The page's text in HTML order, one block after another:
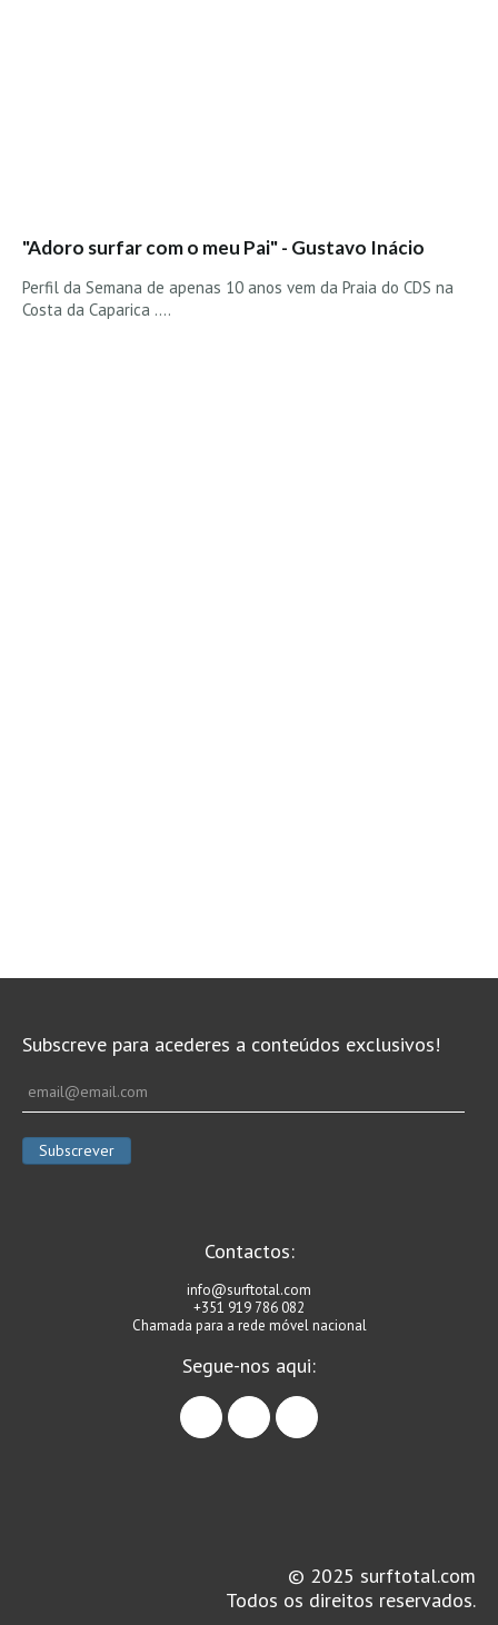
"Adoro surfar com o meu Pai" - Gustavo Inácio
Perfil da Semana de apenas 10 anos vem da Praia do CDS na
Costa da Caparica ....
Subscreve para acederes a conteúdos exclusivos!
Contactos:
info@surftotal.com
+351 919 786 082
Chamada para a rede móvel nacional
Segue-nos aqui:
facebookinstagramlinkedin
© 2025 surftotal.com
Todos os direitos reservados.